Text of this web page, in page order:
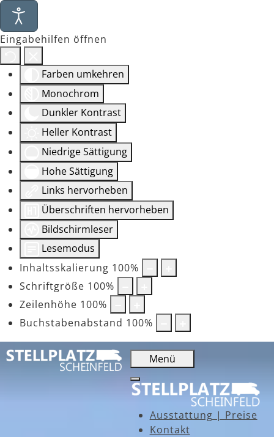
Eingabehilfen öffnen
Farben umkehren
Monochrom
Dunkler Kontrast
Heller Kontrast
Niedrige Sättigung
Hohe Sättigung
Links hervorheben
Überschriften hervorheben
Bildschirmleser
Lesemodus
Inhaltsskalierung 100%
Schriftgröße 100%
Zeilenhöhe 100%
Buchstabenabstand 100%
Menü
Ausstattung | Preise
Kontakt